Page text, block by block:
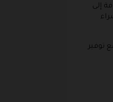
إلى
توفير